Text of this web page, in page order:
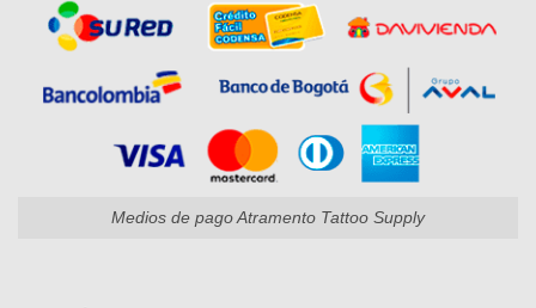
Medios de pago Atramento Tattoo Supply